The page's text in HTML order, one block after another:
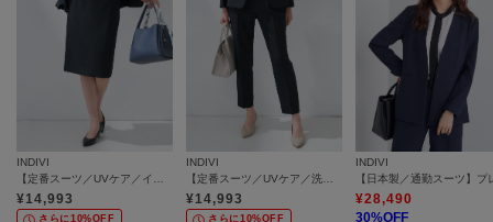
INDIVI
【定番スーツ／UVケア／イージーケア／洗える】ウール調ストレートスカート
¥14,993
さらに10%OFF
INDIVI
【定番スーツ／UVケア／洗える】ウール調タックテーパードパンツ
¥14,993
さらに10%OFF
INDIVI
¥28,490
30%OFF